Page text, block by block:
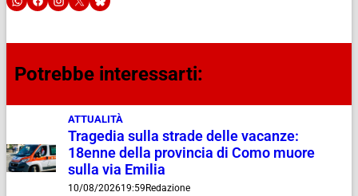
Potrebbe interessarti:
ATTUALITÀ
Tragedia sulla strade delle vacanze:
18enne della provincia di Como muore
sulla via Emilia
10/08/202619:59 Redazione